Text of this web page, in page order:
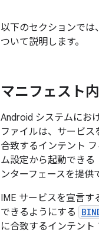
以下のセクションでは
ついて説明します。
マニフェスト
Android システムにお
ファイルは、サービス
合致するインテント
ム設定から起動できる
ンターフェースを提供
IME サービスを宣言
できるようにする
に合致するインテント